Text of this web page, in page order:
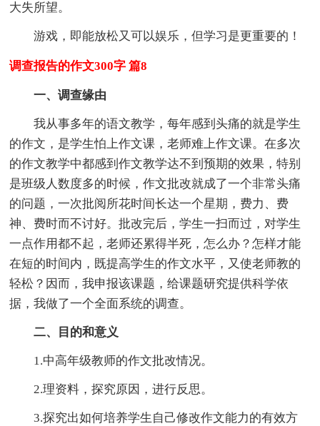
大失所望。
游戏，即能放松又可以娱乐，但学习是更重要的！
调查报告的作文300字 篇8
一、调查缘由
我从事多年的语文教学，每年感到头痛的就是学生
的作文，是学生怕上作文课，老师难上作文课。在多次
的作文教学中都感到作文教学达不到预期的效果，特别
是班级人数度多的时候，作文批改就成了一个非常头痛
的问题，一次批阅所花时间长达一个星期，费力、费
神、费时而不讨好。批改完后，学生一扫而过，对学生
一点作用都不起，老师还累得半死，怎么办？怎样才能
在短的时间内，既提高学生的作文水平，又使老师教的
轻松？因而，我申报该课题，给课题研究提供科学依
据，我做了一个全面系统的调查。
二、目的和意义
1.中高年级教师的作文批改情况。
2.理资料，探究原因，进行反思。
3.探究出如何培养学生自己修改作文能力的有效方